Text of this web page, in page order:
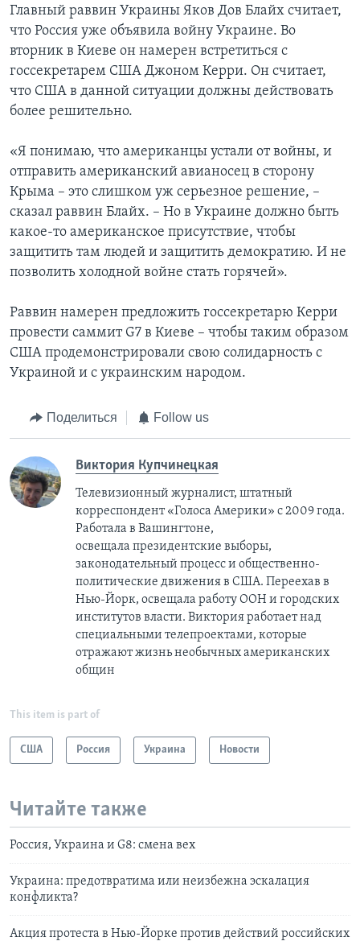
Главный раввин Украины Яков Дов Блайх считает,
что Россия уже объявила войну Украине. Во
вторник в Киеве он намерен встретиться с
госсекретарем США Джоном Керри. Он считает,
что США в данной ситуации должны действовать
более решительно.
«Я понимаю, что американцы устали от войны, и
отправить американский авианосец в сторону
Крыма – это слишком уж серьезное решение, –
сказал раввин Блайх. – Но в Украине должно быть
какое-то американское присутствие, чтобы
защитить там людей и защитить демократию. И не
позволить холодной войне стать горячей».
Раввин намерен предложить госсекретарю Керри
провести саммит G7 в Киеве – чтобы таким образом
США продемонстрировали свою солидарность с
Украиной и с украинским народом.
Поделиться Follow us
Виктория Купчинецкая
Телевизионный журналист, штатный
корреспондент «Голоса Америки» с 2009 года.
Работала в Вашингтоне,
освещала президентские выборы,
законодательный процесс и общественно-
политические движения в США. Переехав в
Нью-Йорк, освещала работу ООН и городских
институтов власти. Виктория работает над
специальными телепроектами, которые
отражают жизнь необычных американских
общин
This item is part of
США Россия Украина Новости
Читайте также
Россия, Украина и G8: смена вех
Украина: предотвратима или неизбежна эскалация
конфликта?
Акция протеста в Нью-Йорке против действий российских